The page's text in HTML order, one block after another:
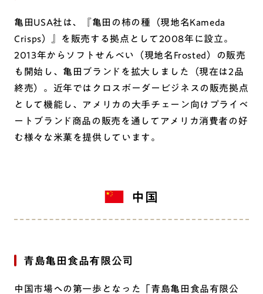
亀田USA社は、『亀田の柿の種（現地名Kameda
Crisps）』を販売する拠点として2008年に設立。
2013年からソフトせんべい（現地名Frosted）の販売
も開始し、亀田ブランドを拡大しました（現在は2品
終売）。近年ではクロスボーダービジネスの販売拠点
として機能し、アメリカの大手チェーン向けプライベ
ートブランド商品の販売を通してアメリカ消費者の好
む様々な米菓を提供しています。
中国
青島亀田食品有限公司
中国市場への第一歩となった「青島亀田食品有限公